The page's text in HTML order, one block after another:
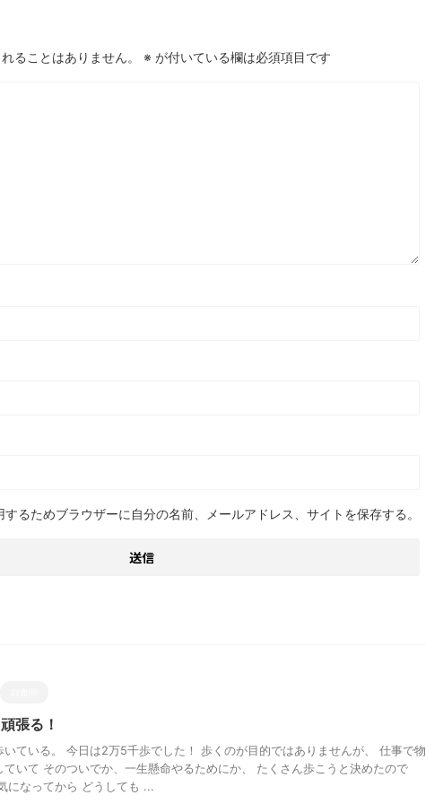
ることはありません。 ※ が付いている欄は必須項目です
るためブラウザーに自分の名前、メールアドレス、サイトを保存する。
張る！
いている。 今日は2万5千歩でした！ 歩くのが目的ではありませんが、 仕事で物
ていて そのついでか、一生懸命やるためにか、 たくさん歩こうと決めたので
になってから どうしても ...